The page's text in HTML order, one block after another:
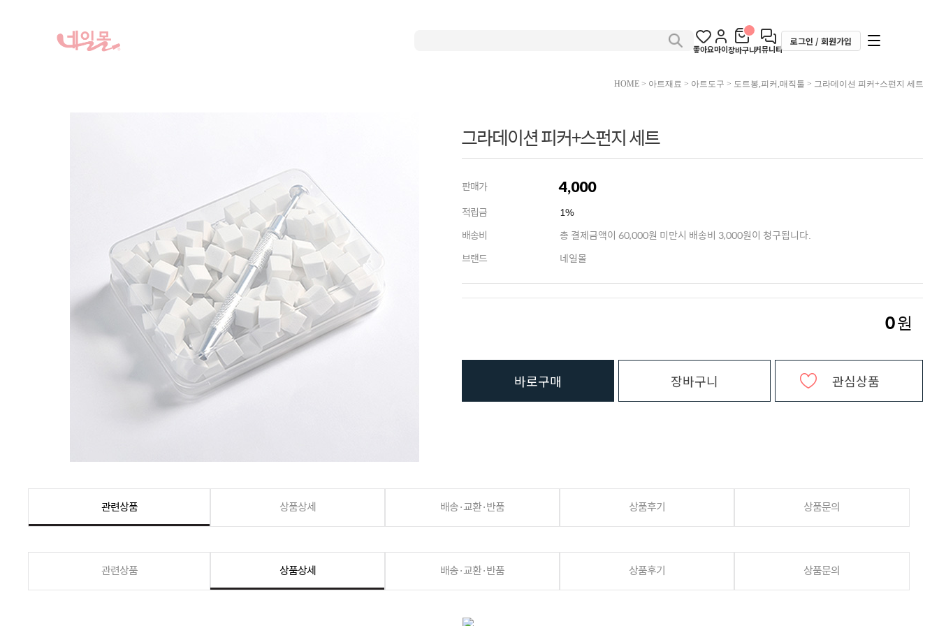
좋아요마이장바구니커뮤니티
로그인 / 회원가입
HOME> 아트재료 > 아트도구 > 도트봉,피커,매직툴 > 그라데이션 피커+스펀지 세트
그라데이션 피커+스펀지 세트
판매가 4,000
적립금
1%
배송비
총 결제금액이 60,000원 미만시 배송비 3,000원이 청구됩니다.
브랜드
네일몰
0원
바로구매 장바구니 관심상품
관련상품 상품상세 배송·교환·반품 상품후기 상품문의
관련상품 상품상세 배송·교환·반품 상품후기 상품문의